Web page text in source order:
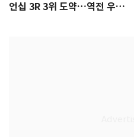
언십 3R 3위 도약…역전 우승